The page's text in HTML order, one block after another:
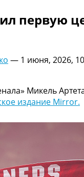
Лига
Лига
>>>
первую
— 1 июня, 2026,
Микель
издание Mirror.